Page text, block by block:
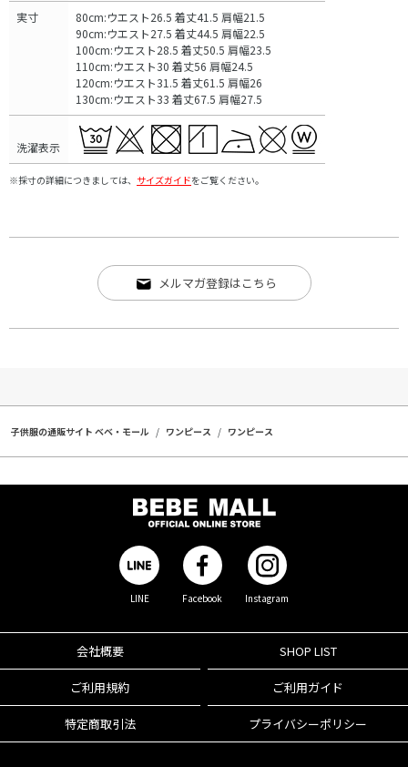
実寸
80cm:ウエスト26.5 着丈41.5 肩幅21.5
90cm:ウエスト27.5 着丈44.5 肩幅22.5
100cm:ウエスト28.5 着丈50.5 肩幅23.5
110cm:ウエスト30 着丈56 肩幅24.5
120cm:ウエスト31.5 着丈61.5 肩幅26
130cm:ウエスト33 着丈67.5 肩幅27.5
洗濯表示
※採寸の詳細につきましては、 サイズガイドをご覧ください。
メルマガ登録はこちら
子供服の通販サイト ベベ・モール ワンピース ワンピース
LINE Facebook Instagram
会社概要 SHOP LIST
ご利用規約 ご利用ガイド
特定商取引法 プライバシーポリシー